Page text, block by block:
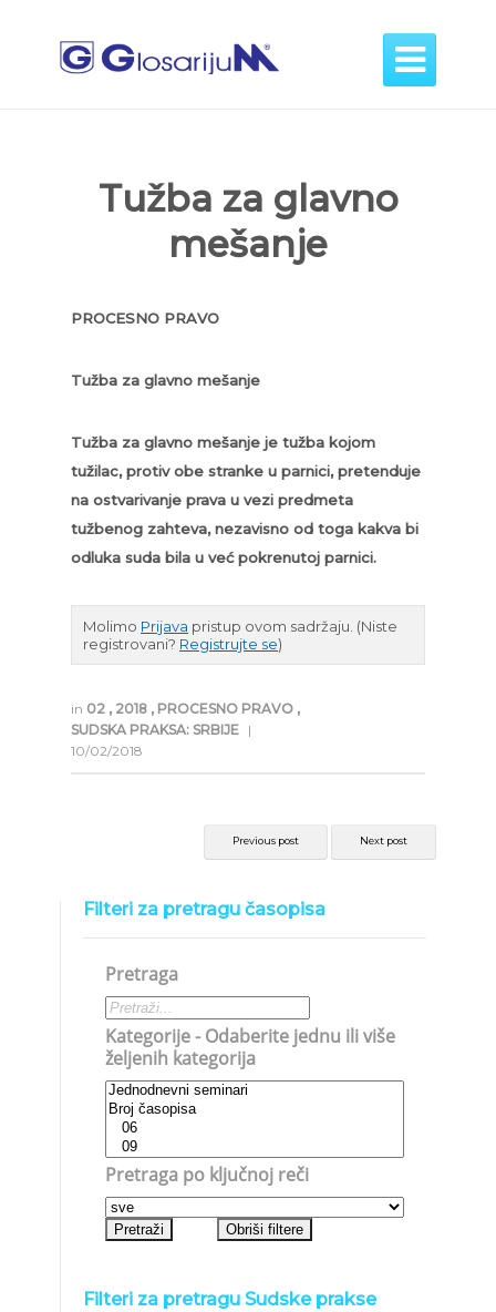

Tužba za glavno
mešanje
PROCESNO PRAVO
Tužba za glavno mešanje
Tužba za glavno mešanje je tužba kojom
tužilac, protiv obe stranke u parnici, pretenduje
na ostvarivanje prava u vezi predmeta
tužbenog zahteva, nezavisno od toga kakva bi
odluka suda bila u već pokrenutoj parnici.
Molimo Prijava pristup ovom sadržaju. (Niste
registrovani? Registrujte se)
in 02 , 2018 , PROCESNO PRAVO ,
SUDSKA PRAKSA: SRBIJE |
10/02/2018
Previous post Next post
Filteri za pretragu časopisa
Pretraga
Kategorije - Odaberite jednu ili više
željenih kategorija
Pretraga po ključnoj reči
Filteri za pretragu Sudske prakse